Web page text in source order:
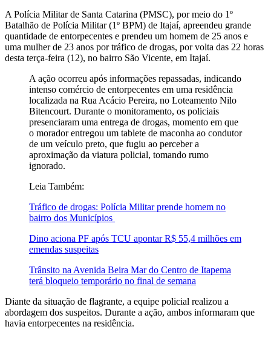
A Polícia Militar de Santa Catarina (PMSC), por meio do 1º
Batalhão de Polícia Militar (1º BPM) de Itajaí, apreendeu grande
quantidade de entorpecentes e prendeu um homem de 25 anos e
uma mulher de 23 anos por tráfico de drogas, por volta das 22 horas
desta terça-feira (12), no bairro São Vicente, em Itajaí.
A ação ocorreu após informações repassadas, indicando
intenso comércio de entorpecentes em uma residência
localizada na Rua Acácio Pereira, no Loteamento Nilo
Bitencourt. Durante o monitoramento, os policiais
presenciaram uma entrega de drogas, momento em que
o morador entregou um tablete de maconha ao condutor
de um veículo preto, que fugiu ao perceber a
aproximação da viatura policial, tomando rumo
ignorado.
Leia Também:
Tráfico de drogas: Polícia Militar prende homem no
bairro dos Municípios
Dino aciona PF após TCU apontar R$ 55,4 milhões em
emendas suspeitas
Trânsito na Avenida Beira Mar do Centro de Itapema
terá bloqueio temporário no final de semana
Diante da situação de flagrante, a equipe policial realizou a
abordagem dos suspeitos. Durante a ação, ambos informaram que
havia entorpecentes na residência.